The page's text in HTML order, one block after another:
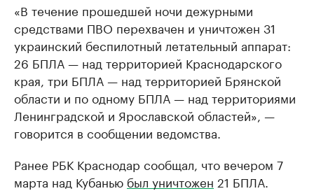
«В течение прошедшей ночи дежурными
средствами ПВО перехвачен и уничтожен 31
украинский беспилотный летательный аппарат:
26 БПЛА — над территорией Краснодарского
края, три БПЛА — над территорией Брянской
области и по одному БПЛА — над территориями
Ленинградской и Ярославской областей», —
говорится в сообщении ведомства.
Ранее РБК Краснодар сообщал, что вечером 7
марта над Кубанью был уничтожен 21 БПЛА.